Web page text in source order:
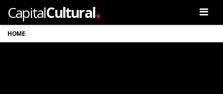
CapitalCultural
HOME